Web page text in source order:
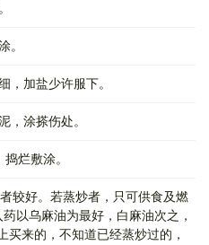
。
加盐少许服下。
涂搽伤处。
烂敷涂。
好。若蒸炒者，只可供食及燃
以乌麻油为最好，白麻油次之，
买来的，不知道已经蒸炒过的，